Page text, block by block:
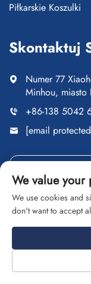
Piłkarskie Koszulki
Skontaktuj
Numer 77
Minhou, miasto
+86-138 5042
[email
Copyright ©
We value your
We use cookies and
don't want to accept